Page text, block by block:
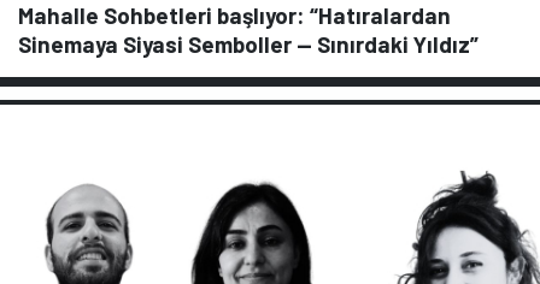
Mahalle Sohbetleri başlıyor: “Hatıralardan
Sinemaya Siyasi Semboller — Sınırdaki Yıldız”